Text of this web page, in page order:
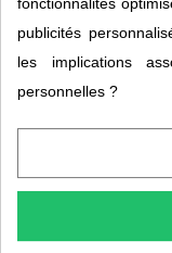
nombreux
durée.
Les PE
tes
Lesparabènes
publicités
les implications
personnelles ?